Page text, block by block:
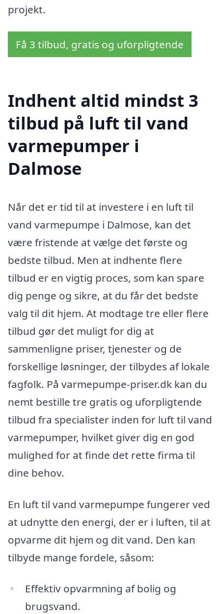
projekt.
Få 3 tilbud, gratis og uforpligtende
Indhent altid mindst 3
tilbud på luft til vand
varmepumper i
Dalmose
Når det er tid til at investere i en luft til
vand varmepumpe i Dalmose, kan det
være fristende at vælge det første og
bedste tilbud. Men at indhente flere
tilbud er en vigtig proces, som kan spare
dig penge og sikre, at du får det bedste
valg til dit hjem. At modtage tre eller flere
tilbud gør det muligt for dig at
sammenligne priser, tjenester og de
forskellige løsninger, der tilbydes af lokale
fagfolk. På varmepumpe-priser.dk kan du
nemt bestille tre gratis og uforpligtende
tilbud fra specialister inden for luft til vand
varmepumper, hvilket giver dig en god
mulighed for at finde det rette firma til
dine behov.
En luft til vand varmepumpe fungerer ved
at udnytte den energi, der er i luften, til at
opvarme dit hjem og dit vand. Den kan
tilbyde mange fordele, såsom:
Effektiv opvarmning af bolig og
brugsvand.